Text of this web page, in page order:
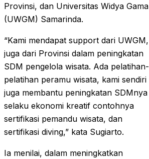
Provinsi, dan Universitas Widya Gama
(UWGM) Samarinda.
“Kami mendapat support dari UWGM,
juga dari Provinsi dalam peningkatan
SDM pengelola wisata. Ada pelatihan-
pelatihan peramu wisata, kami sendiri
juga membantu peningkatan SDMnya
selaku ekonomi kreatif contohnya
sertifikasi pemandu wisata, dan
sertifikasi diving,” kata Sugiarto.
Ia menilai, dalam meningkatkan